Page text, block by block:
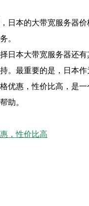
日本的大带宽服务器
。
日本大带宽服务器还
。最重要的是，日本
优惠，性价比高，是
助。
，性价比高